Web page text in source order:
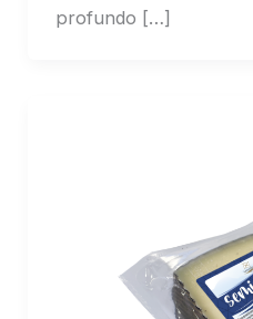
profundo […]